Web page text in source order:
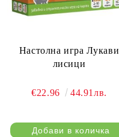
Настолна игра Лукави
лисици
€22.96 44.91лв.